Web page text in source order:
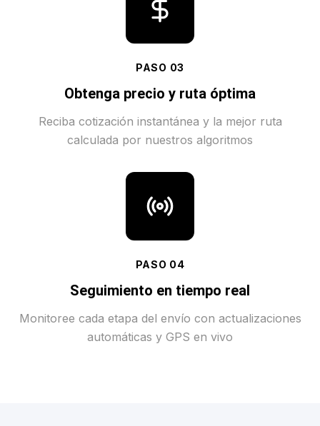
PASO 03
Obtenga precio y ruta óptima
Reciba cotización instantánea y la mejor ruta
calculada por nuestros algoritmos
PASO 04
Seguimiento en tiempo real
Monitoree cada etapa del envío con actualizaciones
automáticas y GPS en vivo